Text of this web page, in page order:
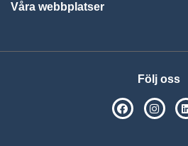
Våra webbplatser
Följ oss
SPSM på